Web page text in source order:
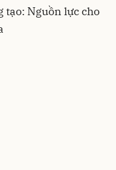
Nguồn lực cho